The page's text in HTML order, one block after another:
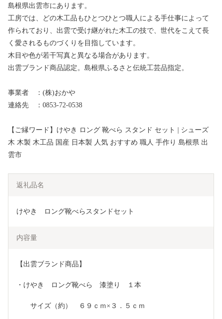
島根県出雲市にあります。
工房では、どの木工品もひとつひとつ職人による手仕事によって
作られており、出雲で受け継がれた木工の技で、世代をこえて長
く愛されるものづくりを目指しています。
木目や色が若干写真と異なる場合があります。
出雲ブランド商品認定。島根県ふるさと伝統工芸品指定。
事業者 ：(株)おかや
連絡先 ：0853-72-0538
【ご縁ワード】けやき ロング 靴べら スタンド セット | シューズ
木 木製 木工品 国産 日本製 人気 おすすめ 職人 手作り 島根県 出
雲市
返礼品名
けやき　ロング靴べらスタンドセット
内容量
【出雲ブランド商品】
・けやき　ロング靴べら　漆塗り　１本
サイズ（約）　６９ｃｍ×３．５ｃｍ